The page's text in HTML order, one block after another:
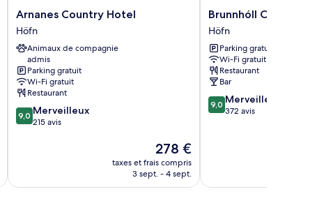
Arnanes
Country
Hotel
Höfn
Arnanes Country Hotel
Höfn
Animaux de compagnie
admis
Parking gratuit
Wi-Fi gratuit
Restaurant
9.0
sur
9,0 Merveilleux
215 avis
Le
nouveau
prix
278 €
taxes et frais compris
3 sept. - 4 sept.
Brunnhóll
Country
Guesthouse
Höfn
Brunnhóll Country
Höfn
Parking gratuit
Wi-Fi gratuit
Restaurant
Bar
9.0
sur
9,0 Merveilleux
372 avis